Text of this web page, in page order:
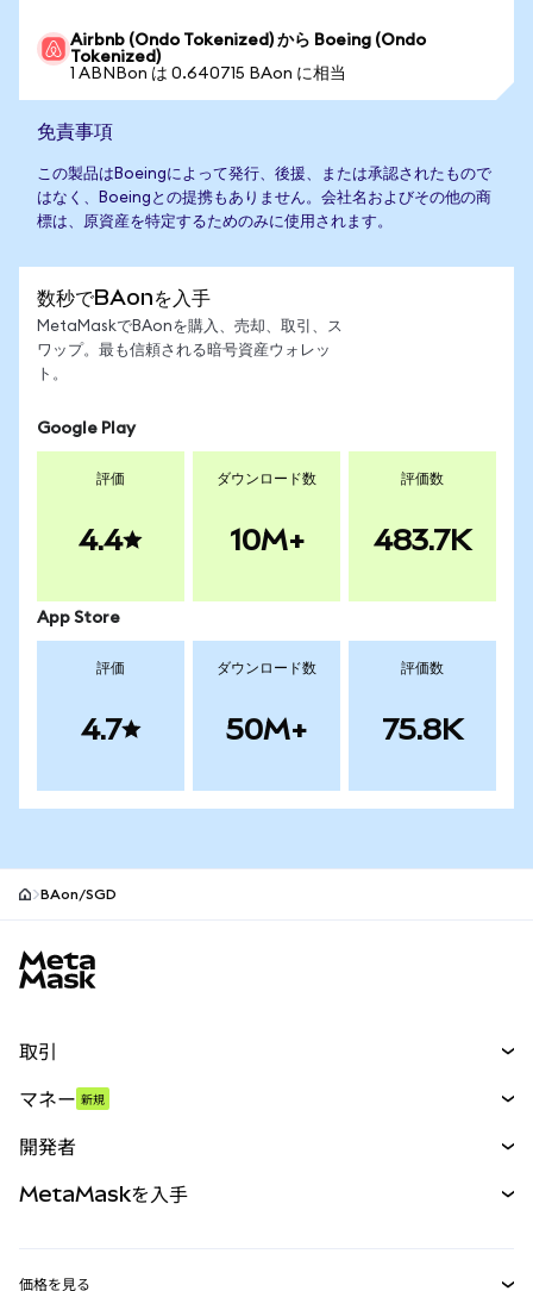
Airbnb (Ondo Tokenized) から Boeing (Ondo
Tokenized)
1 ABNBon は 0.640715 BAon に相当
免責事項
この製品はBoeingによって発行、後援、または承認されたもので
はなく、Boeingとの提携もありません。会社名およびその他の商
標は、原資産を特定するためのみに使用されます。
数秒でBAonを入手
MetaMaskでBAonを購入、売却、取引、ス
ワップ。最も信頼される暗号資産ウォレッ
ト。
Google Play
評価
4.4
ダウンロード数
10M+
評価数
483.7K
App Store
評価
4.7
ダウンロード数
50M+
評価数
75.8K
BAon/SGD
取引
パーペチュアル
RWA
マネー 新規
開発者
MetaMaskを入手
価格を見る